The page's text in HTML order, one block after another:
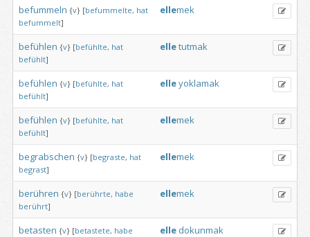
befummeln {v} [befummelte, hat
befummelt]
ellemek
befühlen {v} [befühlte, hat
befühlt]
elletutmak
befühlen {v} [befühlte, hat
befühlt]
elleyoklamak
befühlen {v} [befühlte, hat
befühlt]
ellemek
begrabschen {v} [begraste, hat
begrast]
ellemek
berühren {v} [berührte, habe
berührt]
ellemek
betasten {v} [betastete, habe
elle dokunmak